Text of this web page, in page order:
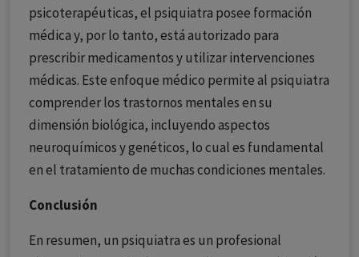
psicoterapéuticas, el psiquiatra posee formación
médica y, por lo tanto, está autorizado para
prescribir medicamentos y utilizar intervenciones
médicas. Este enfoque médico permite al psiquiatra
comprender los trastornos mentales en su
dimensión biológica, incluyendo aspectos
neuroquímicos y genéticos, lo cual es fundamental
en el tratamiento de muchas condiciones mentales.
Conclusión
En resumen, un psiquiatra es un profesional